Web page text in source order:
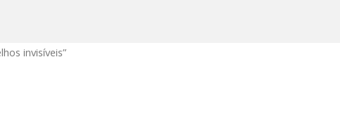
invisíveis”